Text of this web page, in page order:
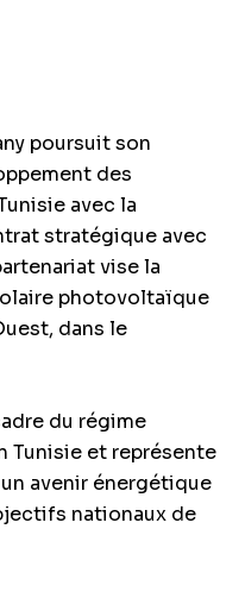
poursuit son
des
avec la
stratégique avec
vise la
photovoltaïque
dans le
du régime
Tunisie et représente
avenir énergétique
nationaux de